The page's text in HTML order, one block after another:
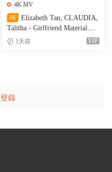
4K MV
4K
Elizabeth Tan, CLAUDIA,
Talitha - Girlfriend Material
（MKV-236M）
1天前 VIP
登錄